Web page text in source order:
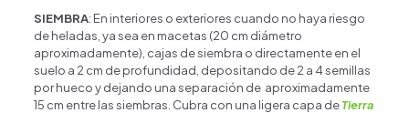
SIEMBRA: En interiores o exteriores cuando no haya riesgo
de heladas, ya sea en macetas (20 cm diámetro
aproximadamente), cajas de siembra o directamente en el
suelo a 2 cm de profundidad, depositando de 2 a 4 semillas
por hueco y dejando una separación de aproximadamente
15 cm entre las siembras. Cubra con una ligera capa deTierra